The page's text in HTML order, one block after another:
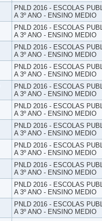
PNLD 2016 - ESCOLAS
A 3º ANO - ENSINO MEDIO
PNLD 2016 - ESCOLAS
A 3º ANO - ENSINO MEDIO
PNLD 2016 - ESCOLAS
A 3º ANO - ENSINO MEDIO
PNLD 2016 - ESCOLAS
A 3º ANO - ENSINO MEDIO
PNLD 2016 - ESCOLAS
A 3º ANO - ENSINO MEDIO
PNLD 2016 - ESCOLAS
A 3º ANO - ENSINO MEDIO
PNLD 2016 - ESCOLAS
A 3º ANO - ENSINO MEDIO
PNLD 2016 - ESCOLAS
A 3º ANO - ENSINO MEDIO
PNLD 2016 - ESCOLAS
A 3º ANO - ENSINO MEDIO
PNLD 2016 - ESCOLAS
A 3º ANO - ENSINO MEDIO
PNLD 2016 - ESCOLAS
A 3º ANO - ENSINO MEDIO